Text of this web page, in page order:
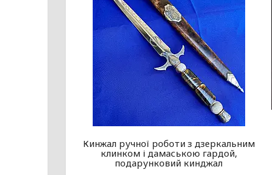
Кинжал ручної роботи з дзеркальним
клинком і дамаською гардой,
подарунковий кинджал